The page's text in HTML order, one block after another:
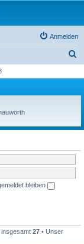
Anmelden
h
bleiben
insgesamt 27 • Unser